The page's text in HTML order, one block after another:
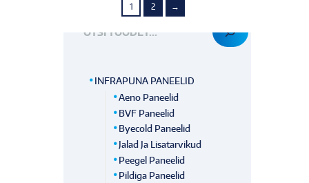
1 2 →
OTSI TOODET
INFRAPUNA PANEELID
Aeno Paneelid
BVF Paneelid
Byecold Paneelid
Jalad Ja Lisatarvikud
Peegel Paneelid
Pildiga Paneelid